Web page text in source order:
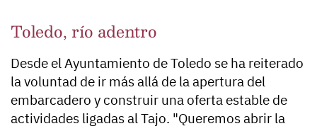
Toledo, río adentro
Desde el Ayuntamiento de Toledo se ha reiterado
la voluntad de ir más allá de la apertura del
embarcadero y construir una oferta estable de
actividades ligadas al Tajo. "Queremos abrir la